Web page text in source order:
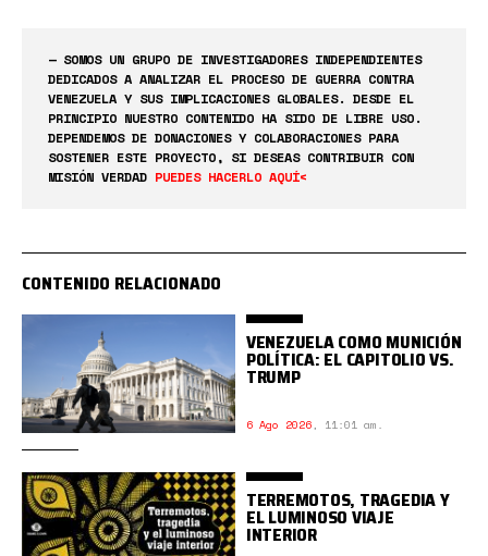
— SOMOS UN GRUPO DE INVESTIGADORES INDEPENDIENTES
DEDICADOS A ANALIZAR EL PROCESO DE GUERRA CONTRA
VENEZUELA Y SUS IMPLICACIONES GLOBALES. DESDE EL
PRINCIPIO NUESTRO CONTENIDO HA SIDO DE LIBRE USO.
DEPENDEMOS DE DONACIONES Y COLABORACIONES PARA
SOSTENER ESTE PROYECTO, SI DESEAS CONTRIBUIR CON
MISIÓN VERDAD PUEDES HACERLO AQUÍ<
CONTENIDO RELACIONADO
VENEZUELA COMO MUNICIÓN
POLÍTICA: EL CAPITOLIO VS.
TRUMP
6 Ago 2026, 11:01 am.
TERREMOTOS, TRAGEDIA Y
EL LUMINOSO VIAJE
INTERIOR